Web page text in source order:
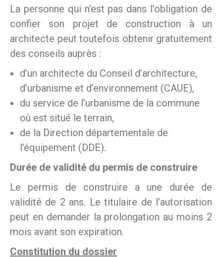
La personne qui n’est pas dans l’obligation de
confier son projet de construction à un
architecte peut toutefois obtenir gratuitement
des conseils auprès :
d’un architecte du Conseil d’architecture,
d’urbanisme et d’environnement (CAUE),
du service de l’urbanisme de la commune
où est situé le terrain,
de la Direction départementale de
l’équipement (DDE).
Durée de validité du permis de construire
Le permis de construire a une durée de
validité de 2 ans. Le titulaire de l’autorisation
peut en demander la prolongation au moins 2
mois avant son expiration.
Constitution du dossier